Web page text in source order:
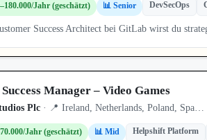
Jahr (geschätzt) 📊 Senior DevSecOps
Success Architect bei GitLab wirst du
Manager – Video Games
Plc · 📍 Ireland, Netherlands, Poland, Spa…
Jahr (geschätzt) 📊 Mid Helpshift Platform